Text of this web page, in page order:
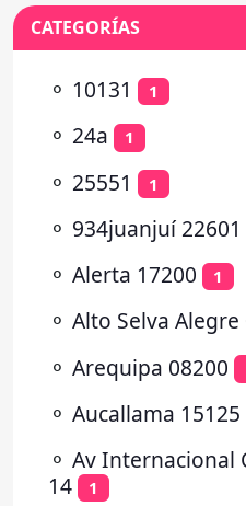
CATEGORÍAS
⚬ 10131 1
⚬ 24a 1
⚬ 25551 1
⚬ 934juanjuí 22601
⚬ Alerta 17200 1
⚬ Alto Selva Alegre
⚬ Arequipa 08200
⚬ Aucallama 15125
⚬ Av Internacional
14
1